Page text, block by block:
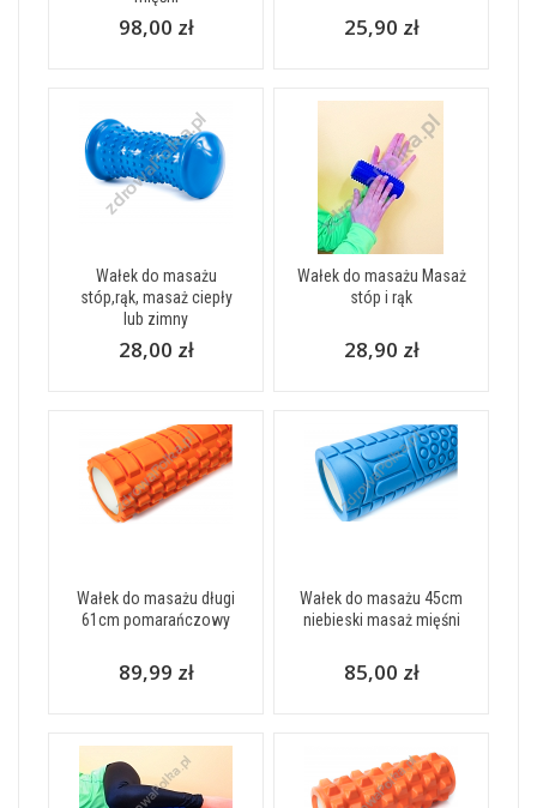
98,00 zł 25,90 zł
Wałek do masażu
stóp,rąk, masaż ciepły
lub zimny
28,00 zł
Wałek do masażu Masaż
stóp i rąk
28,90 zł
Wałek do masażu długi
61cm pomarańczowy
89,99 zł
Wałek do masażu 45cm
niebieski masaż mięśni
85,00 zł